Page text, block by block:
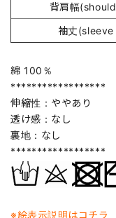
背肩幅
袖丈
綿 100％
******************
伸縮性：ややあり
透け感：なし
裏地：なし
******************
※絵表示説明はコチラ